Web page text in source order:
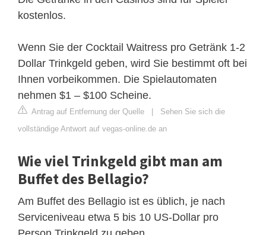
kostenlos.
Wenn Sie der Cocktail Waitress pro Getränk 1-2
Dollar Trinkgeld geben, wird Sie bestimmt oft bei
Ihnen vorbeikommen. Die Spielautomaten
nehmen $1 – $100 Scheine.
Antrag auf Entfernung der Quelle | Sehen Sie sich die
vollständige Antwort auf vegas-online.de an
Wie viel Trinkgeld gibt man am
Buffet des Bellagio?
Am Buffet des Bellagio ist es üblich, je nach
Serviceniveau etwa 5 bis 10 US-Dollar pro